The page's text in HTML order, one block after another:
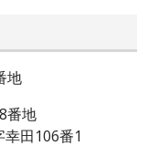
地
番地
幸田106番1